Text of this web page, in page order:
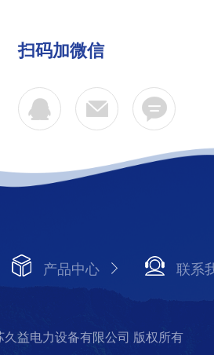
扫码加微信
产品中心 联系
益电力设备有限公司 版权所有